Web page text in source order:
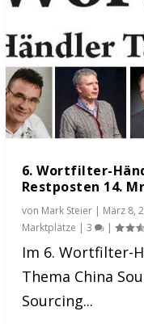
vs. Res...
6. Wortfilter-
Restposten 14.
von Mark Steier| März 8,
Marktplätze | 3 |
Im 6. Wortfilter-
Thema China
Sourcing...